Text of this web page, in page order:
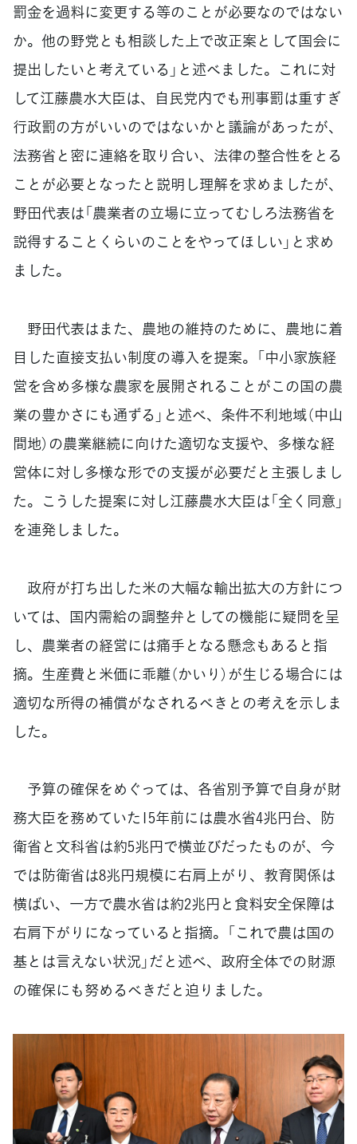
罰金を過料に変更する等のことが必要なのではない
か。他の野党とも相談した上で改正案として国会に
提出したいと考えている」と述べました。これに対
して江藤農水大臣は、自民党内でも刑事罰は重すぎ
行政罰の方がいいのではないかと議論があったが、
法務省と密に連絡を取り合い、法律の整合性をとる
ことが必要となったと説明し理解を求めましたが、
野田代表は「農業者の立場に立ってむしろ法務省を
説得することくらいのことをやってほしい」と求め
ました。
野田代表はまた、農地の維持のために、農地に着
目した直接支払い制度の導入を提案。「中小家族経
営を含め多様な農家を展開されることがこの国の農
業の豊かさにも通ずる」と述べ、条件不利地域（中山
間地）の農業継続に向けた適切な支援や、多様な経
営体に対し多様な形での支援が必要だと主張しまし
た。こうした提案に対し江藤農水大臣は「全く同意」
を連発しました。
政府が打ち出した米の大幅な輸出拡大の方針につ
いては、国内需給の調整弁としての機能に疑問を呈
し、農業者の経営には痛手となる懸念もあると指
摘。生産費と米価に乖離（かいり）が生じる場合には
適切な所得の補償がなされるべきとの考えを示しま
した。
予算の確保をめぐっては、各省別予算で自身が財
務大臣を務めていた15年前には農水省4兆円台、防
衛省と文科省は約5兆円で横並びだったものが、今
では防衛省は8兆円規模に右肩上がり、教育関係は
横ばい、一方で農水省は約2兆円と食料安全保障は
右肩下がりになっていると指摘。「これで農は国の
基とは言えない状況」だと述べ、政府全体での財源
の確保にも努めるべきだと迫りました。